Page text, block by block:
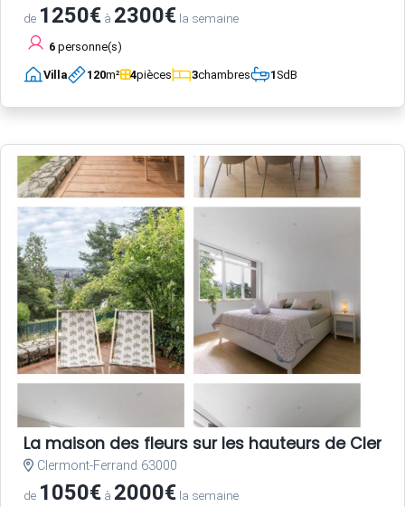
de 1250€ à 2300€ la semaine
6 personne(s)
Villa 120m² 4pièces 3chambres 1SdB
La maison des fleurs sur les hauteurs de
Clermont-Ferrand 63000
de 1050€ à 2000€ la semaine